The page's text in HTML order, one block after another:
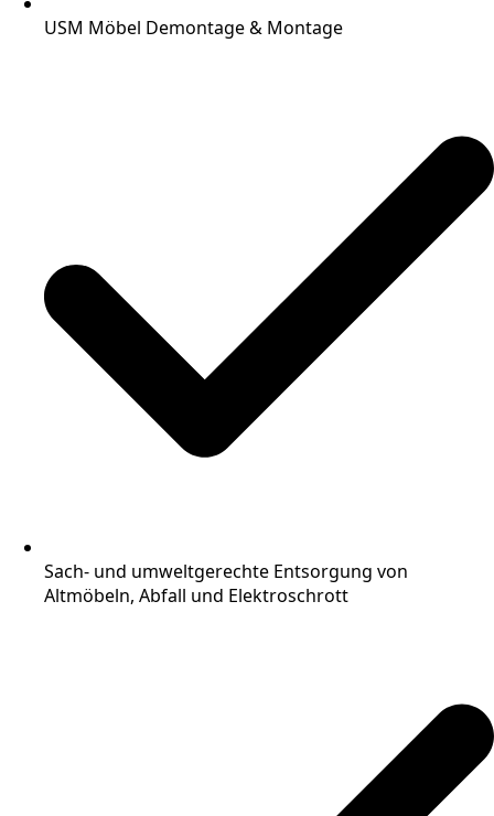
USM Möbel Demontage & Montage
Sach- und umweltgerechte Entsorgung von
Altmöbeln, Abfall und Elektroschrott